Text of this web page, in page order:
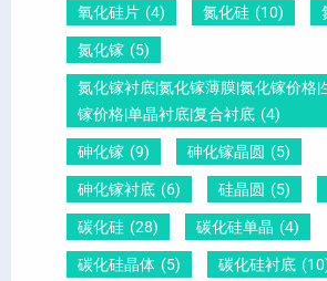
？
氧化硅片 (4) 氮化硅 (10)
氮化镓 (5)
氮化镓衬底|氮化镓薄膜|氮化镓价格|
镓价格|单晶衬底|复合衬底 (4)
砷化镓 (9) 砷化镓晶圆 (5)
砷化镓衬底 (6) 硅晶圆 (5)
碳化硅 (28) 碳化硅单晶 (4)
碳化硅晶体 (5) 碳化硅衬底